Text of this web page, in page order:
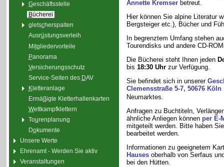
Geschäftsstelle
Bücherei
gletscherspalten
Ausrüstungsverleih
Mitgliedervorteile
Panorama
Versicherungsschutz
Service-Seiten des DAV
Kletteranlage
Ermäßigte Kletterhallenkarten
Wettkampfklettern
Tourenplanung
Dokumente
Unsere Werte
Ehrenamt - Werden Sie aktiv
Veranstaltungen
Annette Kremserbetreut.
Hier können Sie alpine Literatur
Bergsteiger etc.), Bücher und
In begrenztem Umfang stehen
Tourendisks und andere CD-
Die Bücherei steht Ihnen jeden
bis 18:30 Uhrzur Verfügung.
Sie befindet sich in unserer
Clemensstraße 5-7, 50676 Köln
Neumarktes.
Anfragen zu Buchtiteln,
ähnliche Anliegen können per E-
mitgeteilt werden. Bitte haben
bearbeitet werden.
Informationen zu geeignetem
Hausesoberhalb von Serfaus
bei den Hütten.